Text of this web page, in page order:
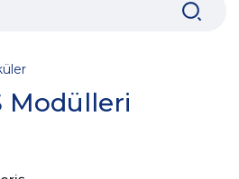
Modülleri